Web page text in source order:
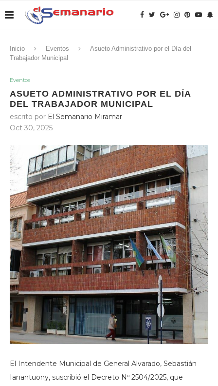
Inicio Eventos
Asueto Administrativo por el Día del
Trabajador Municipal
Eventos
ASUETO ADMINISTRATIVO POR EL DÍA
DEL TRABAJADOR MUNICIPAL
escrito por El Semanario Miramar
Oct 30, 2025
El Intendente Municipal de General Alvarado, Sebastián
Ianantuony, suscribió el Decreto Nº 2504/2025, que